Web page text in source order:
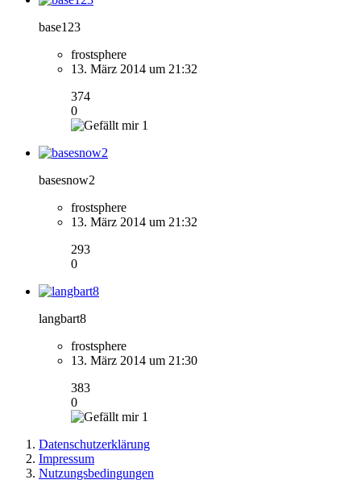
base123
frostsphere
13. März 2014 um 21:32
374
0
1
basesnow2
frostsphere
13. März 2014 um 21:32
293
0
langbart8
frostsphere
13. März 2014 um 21:30
383
0
1
Datenschutzerklärung
Impressum
Nutzungsbedingungen